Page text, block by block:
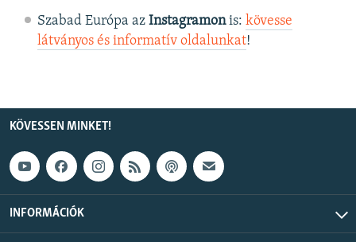
Szabad Európa az Instagramonis: kövesse
látványos és informatív oldalunkat! ​
KÖVESSEN MINKET!
INFORMÁCIÓK